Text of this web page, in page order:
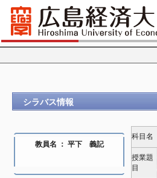
シラバス情報
教員名 ： 平下 義記
科目名
授業題
目